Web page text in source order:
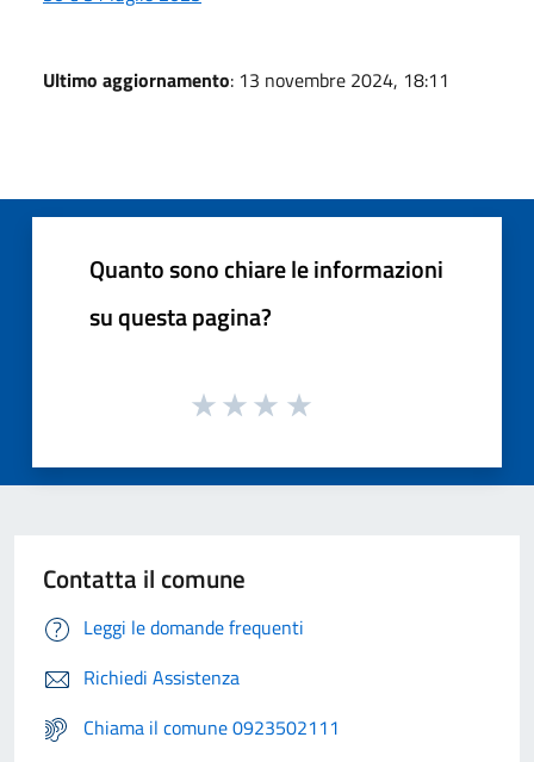
Ultimo aggiornamento: 13 novembre 2024, 18:11
Quanto sono chiare le informazioni
su questa pagina?
Contatta il comune
Leggi le domande frequenti
Richiedi Assistenza
Chiama il comune 0923502111